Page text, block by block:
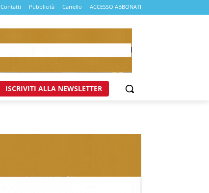
Contatti Pubblicità Carrello ACCESSO ABBONATI
ISCRIVITI ALLA NEWSLETTER